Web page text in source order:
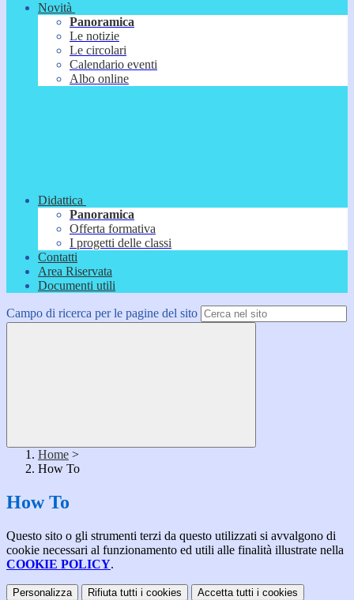
Novità
Panoramica
Le notizie
Le circolari
Calendario eventi
Albo online
Didattica
Panoramica
Offerta formativa
I progetti delle classi
Contatti
Area Riservata
Documenti utili
Campo di ricerca per le pagine del sito
Home >
How To
How To
Questo sito o gli strumenti terzi da questo utilizzati si avvalgono di
cookie necessari al funzionamento ed utili alle finalità illustrate nella
COOKIE POLICY.
Personalizza Rifiuta tutti i cookies Accetta tutti i cookies